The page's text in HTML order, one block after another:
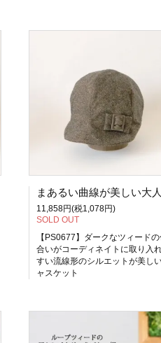
11,858円(税1,078円)
SOLD OUT
【PS0677】ダークなツィード
合いがコーディネイトに取り入
すい流線形のシルエットが美し
ャスケット